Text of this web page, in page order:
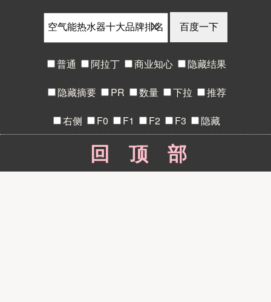
X
普通 阿拉丁 商业知心 隐藏结果
隐藏摘要 PR 数量 下拉 推荐
右侧 F0 F1 F2 F3 隐藏
回顶部